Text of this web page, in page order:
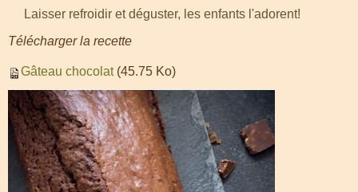
Laisser refroidir et déguster, les enfants l 'adorent!
Télécharger la recette
Gâteau chocolat(45.75 Ko)